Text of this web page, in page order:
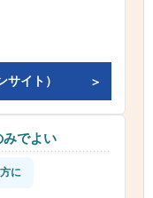
イト）
みでよい
に